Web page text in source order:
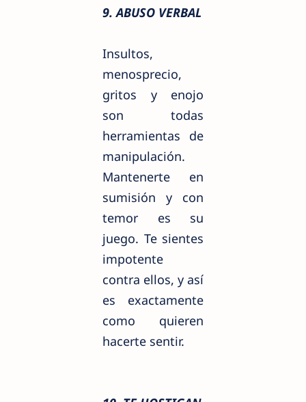
9. ABUSO VERBAL
Insultos,
menosprecio,
gritos y enojo
son todas
herramientas de
manipulación.
Mantenerte en
sumisión y con
temor es su
juego. Te sientes
impotente
contra ellos, y así
es exactamente
como quieren
hacerte sentir.